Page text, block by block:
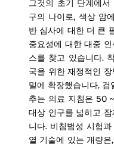
그것의 초기 단계에
구의 나이로, 색상 암
반 심사에 대한 더 큰
중요성에 대한 대중
스를 찾고 있습니다.
국을 위한 재정적인
밑에 확장했습니다,
추는 의료 지침은 50
대상 인구를 넓히고
니다. 비침범성 시험
열 기술에 있는 개량